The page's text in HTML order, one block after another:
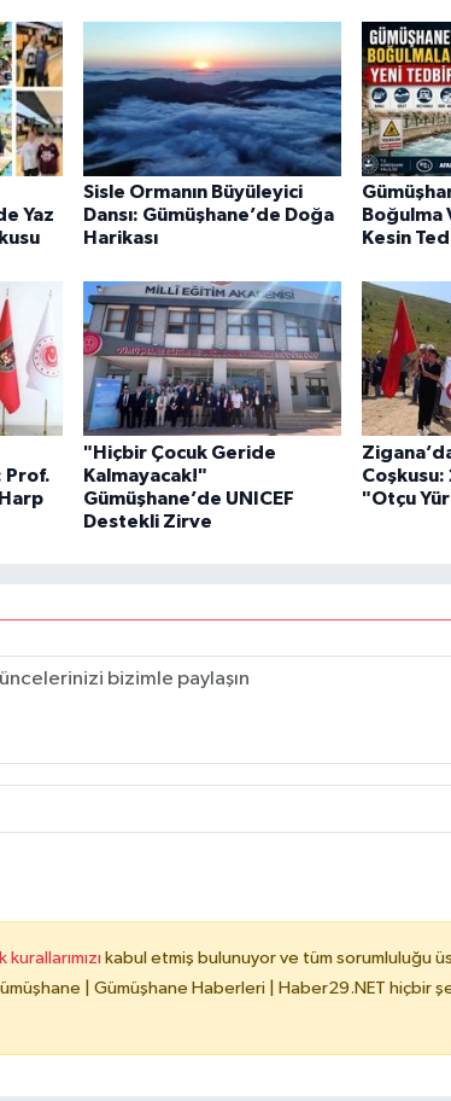
Yaz
Sisle Ormanın Büyüleyici
Dansı: Gümüşhane’de Doğa
Harikası
Boğulma
Kesin
Prof.
"Hiçbir Çocuk Geride
Kalmayacak!"
Gümüşhane’de UNICEF
Destekli Zirve
Coşkusu:
"Otçu
kabul etmiş bulunuyor ve tüm sorumluluğu
| Gümüşhane Haberleri | Haber29.NET hiçbir